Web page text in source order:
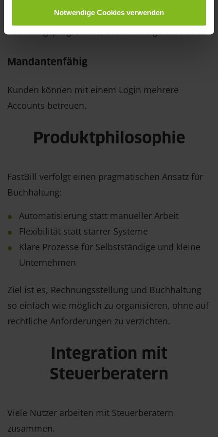
Notwendige Cookies verwenden
FastBill ist eines der wenigen
Rechnungsprogramme, die Inhabergeführt sind.
Mandantenfähig
Kunden können mit einem Login mehrere
Accounts betreuen.
Produktphilosophie
FastBill verfolgt einen pragmatischen Ansatz für
Buchhaltung:
Automatisierung statt manueller Arbeit
Flexibilität statt starrer Systeme
Klare Prozesse für Selbstständige und kleine
Unternehmen
Ziel ist es, Rechnungsstellung und Buchhaltung
so einfach wie möglich zu organisieren, ohne auf
rechtliche Anforderungen zu verzichten.
Integration mit
Steuerberatern
Viele Nutzer arbeiten mit Steuerberatern
zusammen.